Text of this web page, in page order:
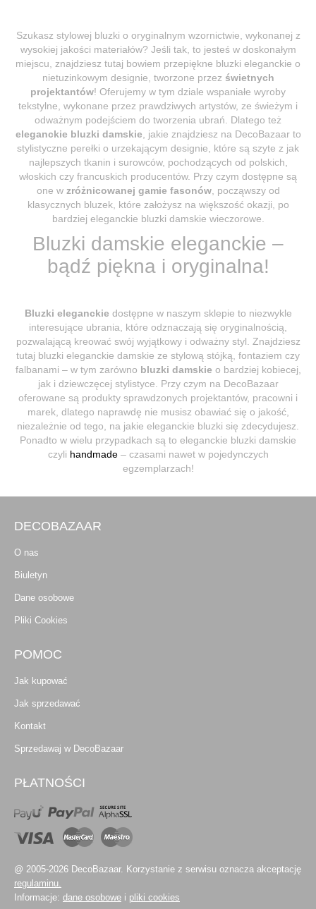
Szukasz stylowej bluzki o oryginalnym wzornictwie, wykonanej z
wysokiej jakości materiałów? Jeśli tak, to jesteś w doskonałym
miejscu, znajdziesz tutaj bowiem przepiękne bluzki eleganckie o
nietuzinkowym designie, tworzone przez świetnych
projektantów! Oferujemy w tym dziale wspaniałe wyroby
tekstylne, wykonane przez prawdziwych artystów, ze świeżym i
odważnym podejściem do tworzenia ubrań. Dlatego też
eleganckie bluzki damskie , jakie znajdziesz na DecoBazaar to
stylistyczne perełki o urzekającym designie, które są szyte z jak
najlepszych tkanin i surowców, pochodzących od polskich,
włoskich czy francuskich producentów. Przy czym dostępne są
one w zróżnicowanej gamie fasonów, począwszy od
klasycznych bluzek, które założysz na większość okazji, po
bardziej eleganckie bluzki damskie wieczorowe.
Bluzki damskie eleganckie –
bądź piękna i oryginalna!
Bluzki eleganckie dostępne w naszym sklepie to niezwykle
interesujące ubrania, które odznaczają się oryginalnością,
pozwalającą kreować swój wyjątkowy i odważny styl. Znajdziesz
tutaj bluzki eleganckie damskie ze stylową stójką, fontaziem czy
falbanami – w tym zarówno bluzki damskie o bardziej kobiecej,
jak i dziewczęcej stylistyce. Przy czym na DecoBazaar
oferowane są produkty sprawdzonych projektantów, pracowni i
marek, dlatego naprawdę nie musisz obawiać się o jakość,
niezależnie od tego, na jakie eleganckie bluzki się zdecydujesz.
Ponadto w wielu przypadkach są to eleganckie bluzki damskie
czyli handmade– czasami nawet w pojedynczych
egzemplarzach!
DECOBAZAAR
O nas
Biuletyn
Dane osobowe
Pliki Cookies
POMOC
Jak kupować
Jak sprzedawać
Kontakt
Sprzedawaj w DecoBazaar
PŁATNOŚCI
@ 2005-2026 DecoBazaar. Korzystanie z serwisu oznacza akceptację
regulaminu.
Informacje: dane osobowe i pliki cookies